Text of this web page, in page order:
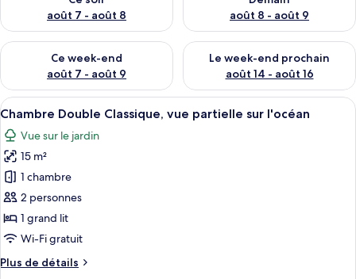
août 7 - août 8
août 8 - août 9
Ce week-end
août 7 - août 9
Vérifier la disponibilité pour ce week-end août 7 - août 9
Le week-end prochain
août 14 - août 16
Vérifier la disponibilité pour
Afficher
toutes
les
photos
pour
ce
type
de
chambre :
Chambre
Minibar, coffres-forts dans les
8
Chambre Double Classique, vue partielle sur l'océan
Vue sur le jardin
15 m²
1 chambre
2 personnes
1 grand lit
Wi-Fi gratuit
Plus de détails
Plus